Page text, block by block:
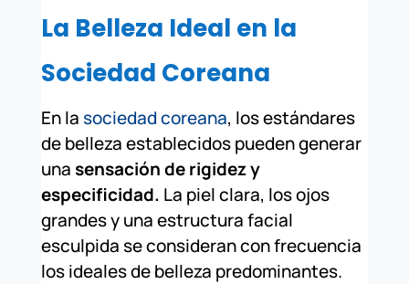
La Belleza Ideal en la
Sociedad Coreana
En la sociedad coreana, los estándares
de belleza establecidos pueden generar
una sensación de rigidez y
especificidad. La piel clara, los ojos
grandes y una estructura facial
esculpida se consideran con frecuencia
los ideales de belleza predominantes.